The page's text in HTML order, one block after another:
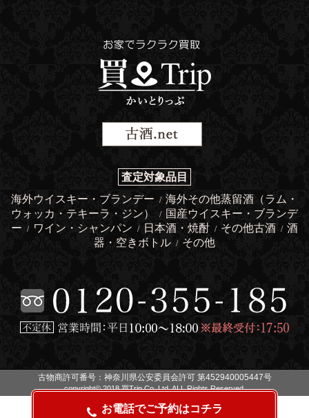
査定対象品目
海外ウイスキー・ブランデー / 海外その他蒸留酒（ラム・
ウォッカ・テキーラ・ジン）
/ 国産ウイスキー・ブランデ
ー / ワイン・シャンパン / 日本酒・焼酎 / その他古酒 / 酒
器・空きボトル / その他
古物商許可番号：神奈川県公安委員会許可 第452940005447号
copyright© 2018 買Trip Co.,Ltd. ALL Rights Reserved.
お電話でご予約はコチラ